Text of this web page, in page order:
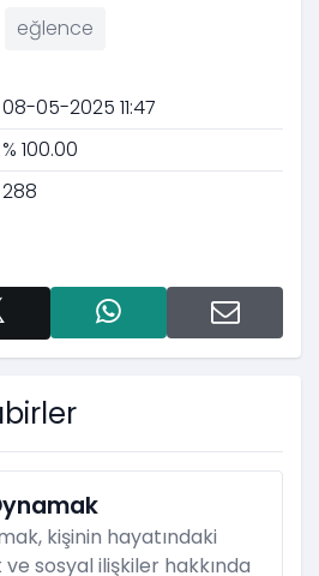
eğlence
08-05-2025 11:47
% 100.00
288
kişinin hayatındaki
sosyal ilişkiler hakkında